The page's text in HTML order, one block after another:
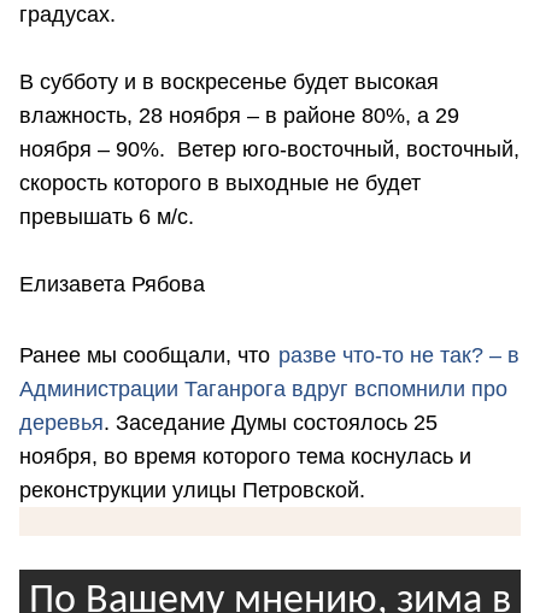
градусах.
В субботу и в воскресенье будет высокая
влажность, 28 ноября – в районе 80%, а 29
ноября – 90%. Ветер юго-восточный, восточный,
скорость которого в выходные не будет
превышать 6 м/с.
Елизавета Рябова
Ранее мы сообщали, что разве что-то не так? – в
Администрации Таганрога вдруг вспомнили про
деревья. Заседание Думы состоялось 25
ноября, во время которого тема коснулась и
реконструкции улицы Петровской.